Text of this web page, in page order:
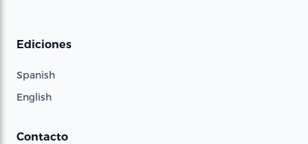
Ediciones
Spanish
English
Contacto